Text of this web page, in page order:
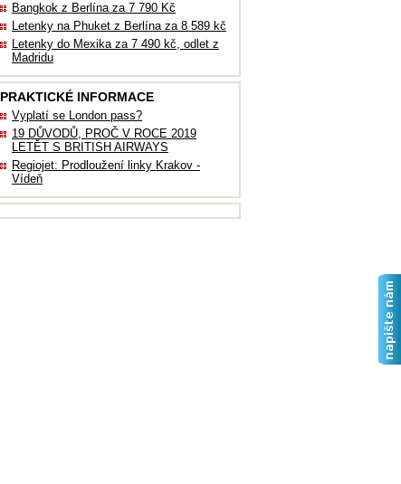
Bangkok z Berlína za 7 790 Kč
Letenky na Phuket z Berlína za 8 589 kč
Letenky do Mexika za 7 490 kč, odlet z
Madridu
PRAKTICKÉ INFORMACE
Vyplatí se London pass?
19 DŮVODŮ, PROČ V ROCE 2019
LETĚT S BRITISH AIRWAYS
Regiojet: Prodloužení linky Krakov -
Vídeň